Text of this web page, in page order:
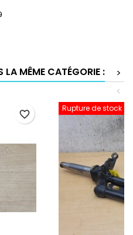
LA MÊME CATÉGORIE :
>
<
favorite_border
Rupture de stock